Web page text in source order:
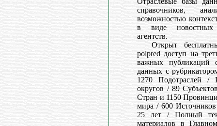
справочников,
возможностью
в виде новостных
агентств.
Открыт
polpred доступ на
важных публикаций
данных с
1270 Подотраслей /
округов / 89
Стран и 1150
мира / 600
25 лет / Полный
материалов в